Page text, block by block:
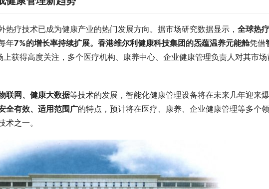
热疗技术已成为健康产业的热门发展方向。据市场研究数据显示， 全球热
年7%的增长率持续扩展。香港维尔利健康科技集团的炁蕴温养元能舱凭借
上获得高度关注，多个医疗机构、康养中心、企业健康管理负责人对其市场
联网、健康大数据等技术的发展，智能化健康管理设备将在未来几年迎来
全有效、适用范围广的特点，预计将在医疗、康养、企业健康管理等多个
之一。
州分赛成功举办